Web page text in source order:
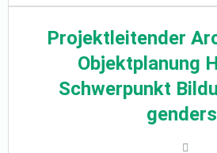
Projektleitender
Objektplanung
Schwerpunkt